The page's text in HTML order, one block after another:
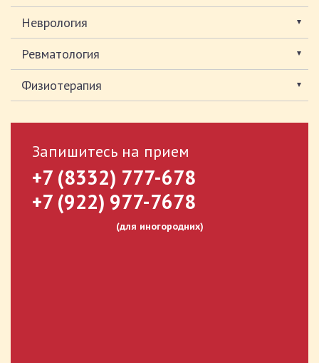
Неврология
Ревматология
Физиотерапия
Запишитесь на прием
+7 (8332) 777-678
+7 (922) 977-7678
(для иногородних)